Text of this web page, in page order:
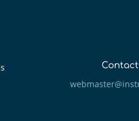
tsni@
retsa
mbew